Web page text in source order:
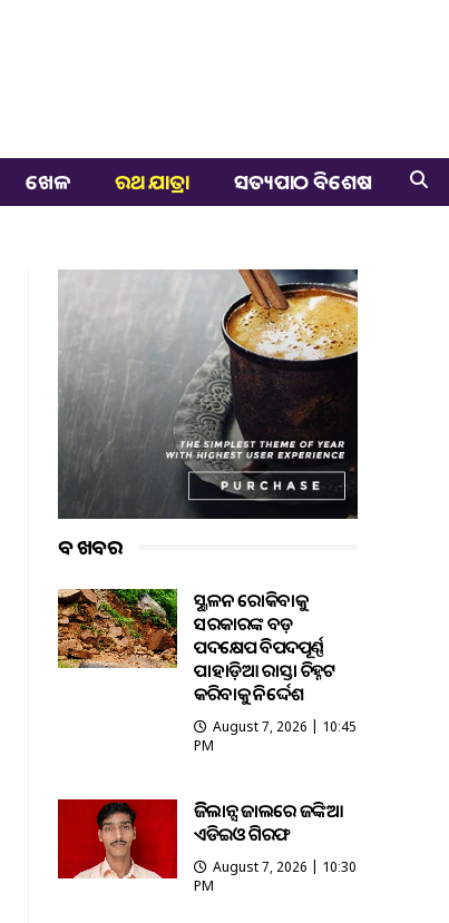
ଖେଳ ରଥ ଯାତ୍ରା ସତ୍ୟପାଠ ବିଶେଷ
ବଡ ଖବର
ଭୂସ୍ଖଳନ ରୋକିବାକୁ
ସରକାରଙ୍କ ବଡ଼
ପଦକ୍ଷେପ ବିପଦପୂର୍ଣ୍ଣ
ପାହାଡ଼ିଆ ରାସ୍ତା ଚିହ୍ନଟ
କରିବାକୁ ନିର୍ଦ୍ଦେଶ
August 7, 2026 | 10:45
PM
ଭିଜିଲାନ୍ସ ଜାଲରେ ଜଙ୍କିଆ
ଏଡିଇଓ ଗିରଫ
August 7, 2026 | 10:30
PM